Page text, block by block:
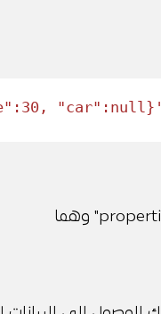
"car":null}'